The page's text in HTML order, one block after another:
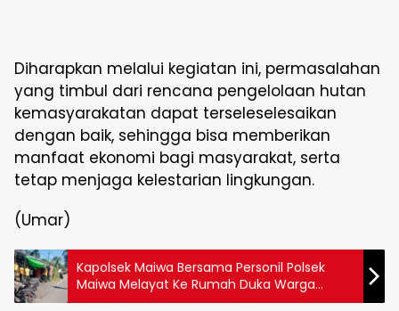
Diharapkan melalui kegiatan ini, permasalahan
yang timbul dari rencana pengelolaan hutan
kemasyarakatan dapat terseleselesaikan
dengan baik, sehingga bisa memberikan
manfaat ekonomi bagi masyarakat, serta
tetap menjaga kelestarian lingkungan.
(Umar)
Kapolsek Maiwa Bersama Personil Polsek
Maiwa Melayat Ke Rumah Duka Warga
Kelurahan Bangkala